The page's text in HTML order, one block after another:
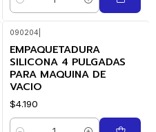
Cantidad
090204
EMPAQUETADURA
SILICONA 4 PULGADAS
PARA MAQUINA DE
VACIO
$4.190